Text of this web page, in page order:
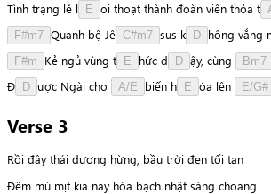
Tình trạng lẻ l E oi thoạt thành đoàn viên thỏa t
F#m7 Quanh bệ Jê C#m7 sus k D hông vắng
F#m Kẻ ngủ vùng t E hức d D ậy, cùng Bm7
Đ
D ược Ngài cho A/E biến h E óa lên E/G#
Verse 3
Rồi đây thái dương hừng, bầu trời đen tối tan
Đêm mù mịt kia nay hóa bạch nhật sáng choang